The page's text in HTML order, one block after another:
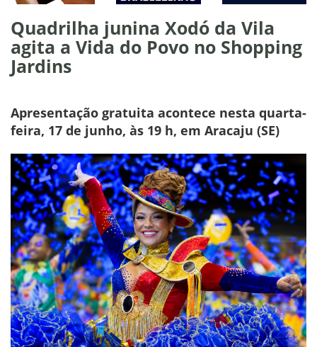
Quadrilha junina Xodó da Vila
agita a Vida do Povo no Shopping
Jardins
Apresentação gratuita acontece nesta quarta-
feira, 17 de junho, às 19 h, em Aracaju (SE)